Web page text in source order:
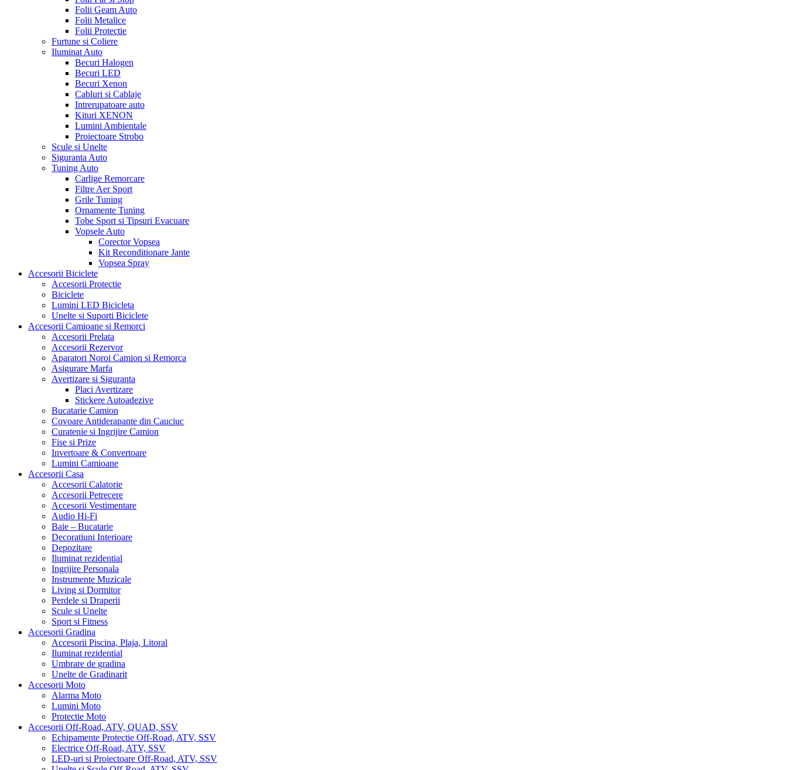
Folii Geam Auto
Folii Metalice
Folii Protectie
Furtune si Coliere
Iluminat Auto
Becuri Halogen
Becuri LED
Becuri Xenon
Cabluri si Cablaje
Intrerupatoare auto
Kituri XENON
Lumini Ambientale
Proiectoare Strobo
Scule si Unelte
Siguranta Auto
Tuning Auto
Carlige Remorcare
Filtre Aer Sport
Grile Tuning
Ornamente Tuning
Tobe Sport si Tipsuri Evacuare
Vopsele Auto
Corector Vopsea
Kit Reconditionare Jante
Vopsea Spray
Accesorii Biciclete
Accesorii Protectie
Biciclete
Lumini LED Bicicleta
Unelte si Suporti Biciclete
Accesorii Camioane si Remorci
Accesorii Prelata
Accesorii Rezervor
Aparatori Noroi Camion si Remorca
Asigurare Marfa
Avertizare si Siguranta
Placi Avertizare
Stickere Autoadezive
Bucatarie Camion
Covoare Antiderapante din Cauciuc
Curatenie si Ingrijire Camion
Fise si Prize
Invertoare & Convertoare
Lumini Camioane
Accesorii Casa
Accesorii Calatorie
Accesorii Petrecere
Accesorii Vestimentare
Audio Hi-Fi
Baie – Bucatarie
Decoratiuni Interioare
Depozitare
Iluminat rezidential
Ingrijire Personala
Instrumente Muzicale
Living si Dormitor
Perdele si Draperii
Scule si Unelte
Sport si Fitness
Accesorii Gradina
Accesorii Piscina, Plaja, Litoral
Iluminat rezidential
Umbrare de gradina
Unelte de Gradinarit
Accesorii Moto
Alarma Moto
Lumini Moto
Protectie Moto
Accesorii Off-Road, ATV, QUAD, SSV
Echipamente Protectie Off-Road, ATV, SSV
Electrice Off-Road, ATV, SSV
LED-uri si Proiectoare Off-Road, ATV, SSV